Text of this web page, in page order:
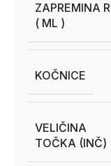
ZAPREMINA
( ML )
KOČNICE
VELIČINA
TOČKA (INČ)